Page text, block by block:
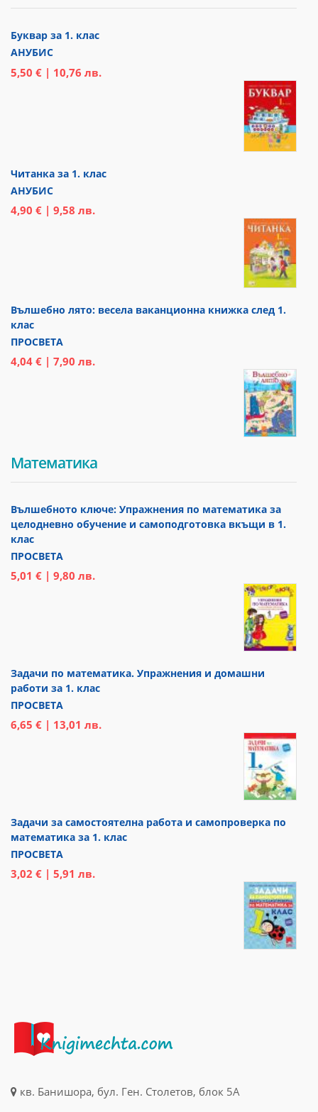
Буквар за 1. клас
АНУБИС
5,50 € | 10,76 лв.
Читанка за 1. клас
АНУБИС
4,90 € | 9,58 лв.
Вълшебно лято: весела ваканционна книжка след 1.
клас
ПРОСВЕТА
4,04 € | 7,90 лв.
Математика
Вълшебното ключе: Упражнения по математика за
целодневно обучение и самоподготовка вкъщи в 1.
клас
ПРОСВЕТА
5,01 € | 9,80 лв.
Задачи по математика. Упражнения и домашни
работи за 1. клас
ПРОСВЕТА
6,65 € | 13,01 лв.
Задачи за самостоятелна работа и самопроверка по
математика за 1. клас
ПРОСВЕТА
3,02 € | 5,91 лв.
кв. Банишора, бул. Ген. Столетов, блок 5А